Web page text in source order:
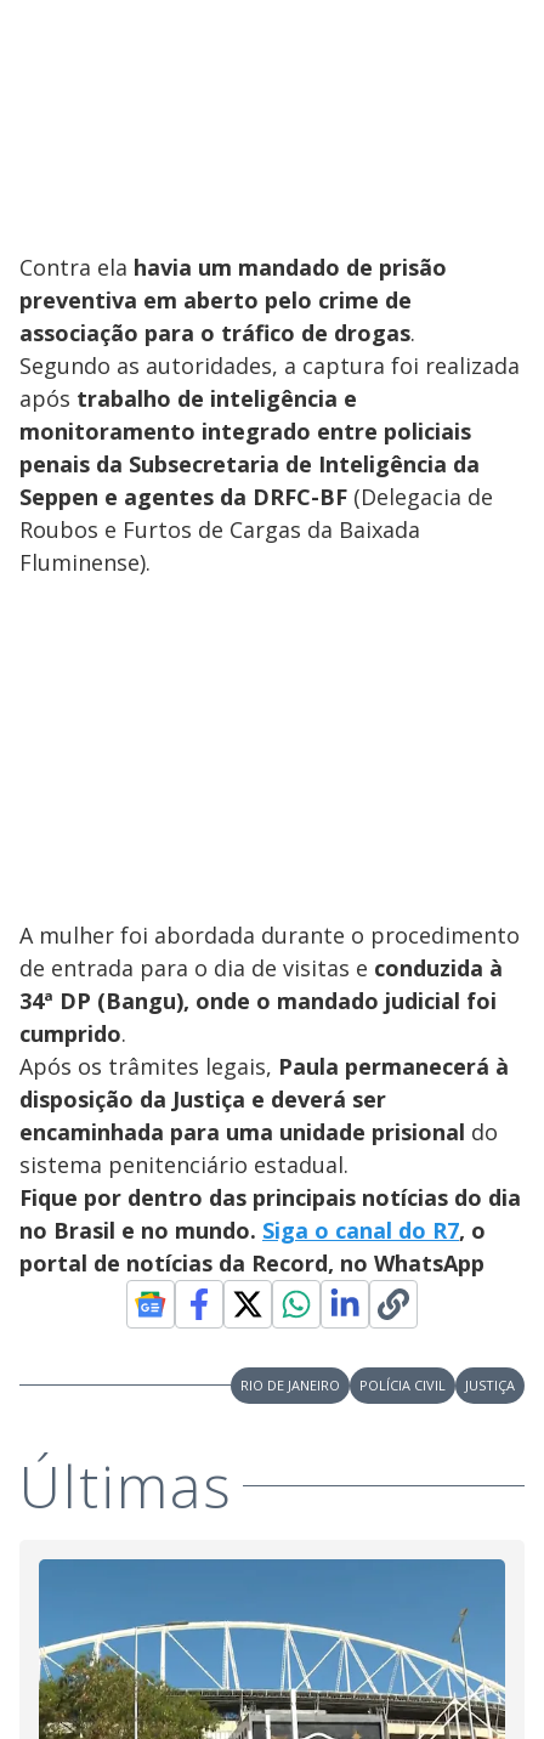
Contra ela havia um mandado de prisão
preventiva em aberto pelo crime de
associação para o tráfico de drogas.
Segundo as autoridades, a captura foi realizada
após trabalho de inteligência e
monitoramento integrado entre policiais
penais da Subsecretaria de Inteligência da
Seppen e agentes da DRFC-BF (Delegacia de
Roubos e Furtos de Cargas da Baixada
Fluminense).
A mulher foi abordada durante o procedimento
de entrada para o dia de visitas e conduzida à
34ª DP (Bangu), onde o mandado judicial foi
cumprido.
Após os trâmites legais, Paula permanecerá à
disposição da Justiça e deverá ser
encaminhada para uma unidade prisional do
sistema penitenciário estadual.
Fique por dentro das principais notícias do dia
no Brasil e no mundo. Siga o canal do R7, o
portal de notícias da Record, no WhatsApp
RIO DE JANEIRO POLÍCIA CIVIL JUSTIÇA
Últimas